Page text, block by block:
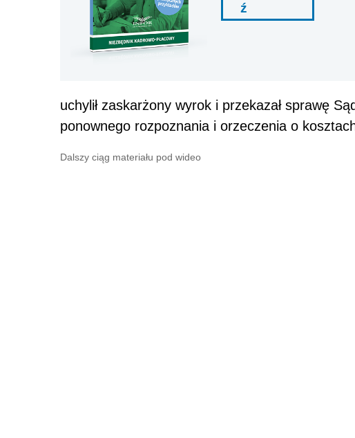
ź
uchylił zaskarżony wyrok i przekazał sprawę
ponownego rozpoznania i orzeczenia o
Dalszy ciąg materiału pod wideo